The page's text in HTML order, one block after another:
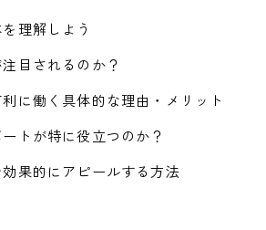
理解しよう
目されるのか？
に働く具体的な理由・メリット
トが特に役立つのか？
果的にアピールする方法